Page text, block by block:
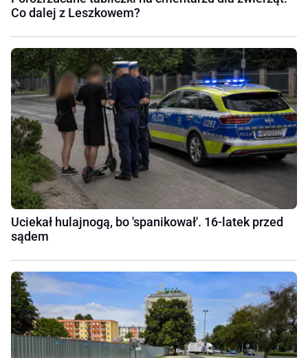
Co dalej z Leszkowem?
Uciekał hulajnogą, bo 'spanikował'. 16-latek przed
sądem